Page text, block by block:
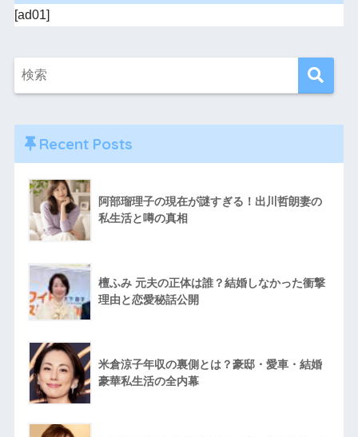
[ad01]
Recent Posts
阿部瑠理子の現在が謎すぎる！出川哲朗妻の
私生活と噂の真相
檀ふみ 元夫の正体は誰？結婚しなかった衝撃
理由と恋愛秘話公開
米倉涼子年収の裏側とは？豪邸・愛車・結婚
豪華私生活の全内幕